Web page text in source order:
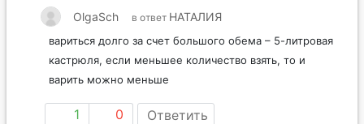
OlgaSch в ответ НАТАЛИЯ
вариться долго за счет большого обема – 5-литровая
кастрюля, если меньшее количество взять, то и
варить можно меньше
1 0 Ответить